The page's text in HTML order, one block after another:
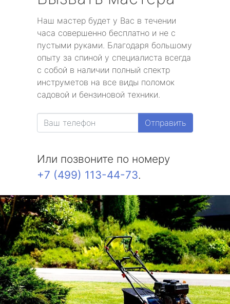
Наш мастер будет у Вас в течении
часа совершенно бесплатно и не с
пустыми руками. Благодаря большому
опыту за спиной у специалиста всегда
с собой в наличии полный спектр
инструметов на все виды поломок
садовой и бензиновой техники.
Отправить
Или позвоните по номеру
+7 (499) 113-44-73.